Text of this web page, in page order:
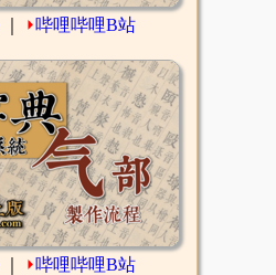
⏵哔哩哔哩B站
⏵哔哩哔哩B站